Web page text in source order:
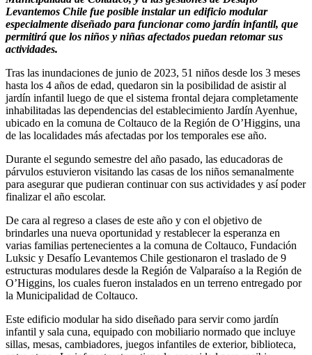
Levantemos Chile fue posible instalar un edificio modular
especialmente diseñado para funcionar como jardín infantil, que
permitirá que los niños y niñas afectados puedan retomar sus
actividades.
Tras las inundaciones de junio de 2023, 51 niños desde los 3 meses
hasta los 4 años de edad, quedaron sin la posibilidad de asistir al
jardín infantil luego de que el sistema frontal dejara completamente
inhabilitadas las dependencias del establecimiento Jardín Ayenhue,
ubicado en la comuna de Coltauco de la Región de O’Higgins, una
de las localidades más afectadas por los temporales ese año.
Durante el segundo semestre del año pasado, las educadoras de
párvulos estuvieron visitando las casas de los niños semanalmente
para asegurar que pudieran continuar con sus actividades y así poder
finalizar el año escolar.
De cara al regreso a clases de este año y con el objetivo de
brindarles una nueva oportunidad y restablecer la esperanza en
varias familias pertenecientes a la comuna de Coltauco, Fundación
Luksic y Desafío Levantemos Chile gestionaron el traslado de 9
estructuras modulares desde la Región de Valparaíso a la Región de
O’Higgins, los cuales fueron instalados en un terreno entregado por
la Municipalidad de Coltauco.
Este edificio modular ha sido diseñado para servir como jardín
infantil y sala cuna, equipado con mobiliario normado que incluye
sillas, mesas, cambiadores, juegos infantiles de exterior, biblioteca,